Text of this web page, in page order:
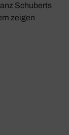
Schuberts
zeigen